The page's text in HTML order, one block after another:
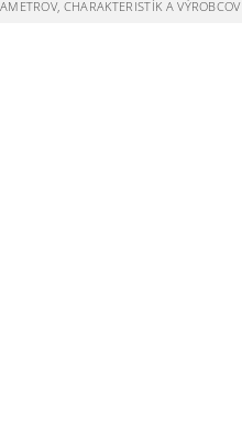
CHARAKTERISTÍK A VÝROBCOV